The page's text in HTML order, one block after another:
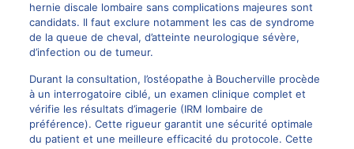
hernie discale lombaire sans complications majeures sont
candidats. Il faut exclure notamment les cas de syndrome
de la queue de cheval, d’atteinte neurologique sévère,
d’infection ou de tumeur.
Durant la consultation, l’ostéopathe à Boucherville procède
à un interrogatoire ciblé, un examen clinique complet et
vérifie les résultats d’imagerie (IRM lombaire de
préférence). Cette rigueur garantit une sécurité optimale
du patient et une meilleure efficacité du protocole. Cette